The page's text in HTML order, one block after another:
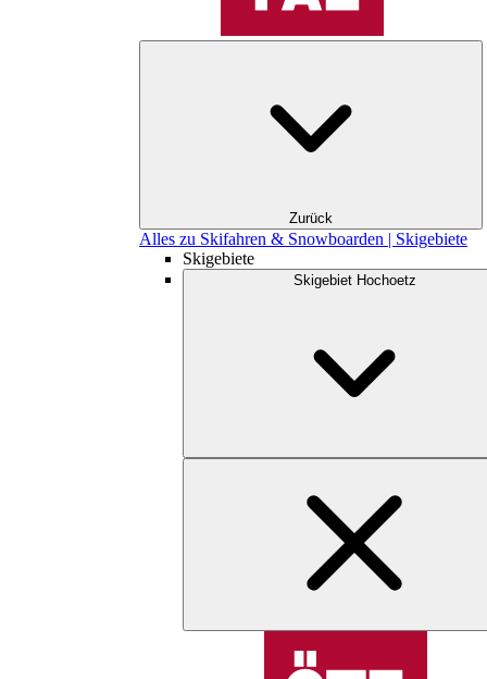
Zurück
Alles zu Skifahren & Snowboarden | Skigebiete
Skigebiete
Skigebiet Hochoetz